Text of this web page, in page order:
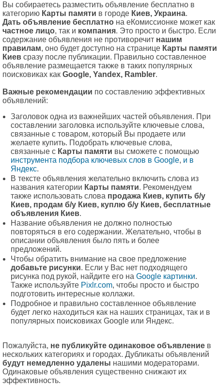
Вы собираетесь разместить объявление бесплатно в
категорию Карты памяти в городе Киев, Украина.
Дать объявление бесплатно на еКомиссионке может как
частное лицо, так и компания. Это просто и быстро. Если
содержание объявления не противоречит нашим
правилам, оно будет доступно на странице Карты
Киев сразу после публикации. Правильно составленное
объявление размещается также в таких популярных
поисковиках как Google, Yandex, Rambler.
Важные рекомендации по составлению эффективных
объявлений:
Заголовок одна из важнейших частей объявления. При
составлении заголовка используйте ключевые слова,
связанные с товаром, который Вы продаете или
желаете купить. Подобрать ключевые слова,
связанные с Карты памяти вы сможете с помощью
инструмента подбора ключевых слов в Google, и в
Яндекс.
В тексте объявления желательно включить слова из
названия категории Карты памяти. Рекомендуем
также использовать слова продажа Киев, купить б/у
Киев, продам б/у Киев, куплю б/у Киев, бесплатные
объявления Киев.
Название объявления не должно полностью
повторяться в его содержании. Желательно, чтобы в
описании объявления было пять и более
предложений.
Чтобы обратить внимание на свое предложение
добавьте рисунки. Если у Вас нет подходящего
рисунка под рукой, найдите его на Google картинки.
Также используйте Pixlr.com, чтобы просто и быстро
подготовить интересные коллажи.
Подробное и правильно составленное объявление
будет легко находиться как на наших страницах, так и в
популярных поисковиках Google или Яндекс.
Пожалуйста, не публикуйте одинаковое объявление в
нескольких категориях и городах. Дубликаты объявлений
будут немедленно удалены нашими модераторами.
Одинаковые объявления существенно снижают их
эффективность.